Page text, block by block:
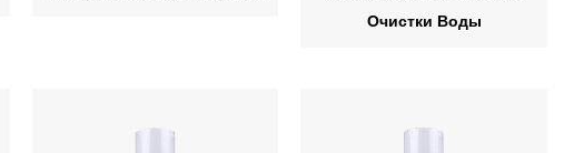
Очистки Воды